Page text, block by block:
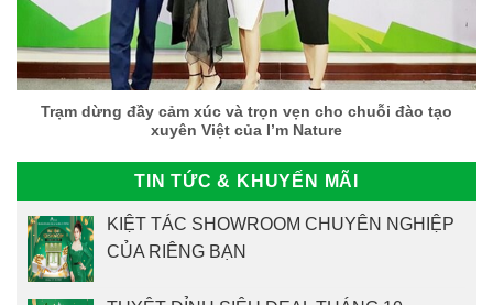
Trạm dừng đầy cảm xúc và trọn vẹn cho chuỗi đào tạo
xuyên Việt của I’m Nature
TIN TỨC & KHUYẾN MÃI
KIỆT TÁC SHOWROOM CHUYÊN NGHIỆP
CỦA RIÊNG BẠN